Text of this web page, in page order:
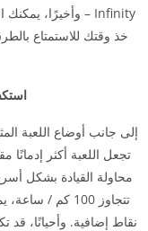
خذ وقتك للاستمتاع
تجعل اللعبة أكثر إدمانًا
محاولة القيادة بشكل
تتجاوز 100 كم
نقاط إضافية. وأحيانًا، قد